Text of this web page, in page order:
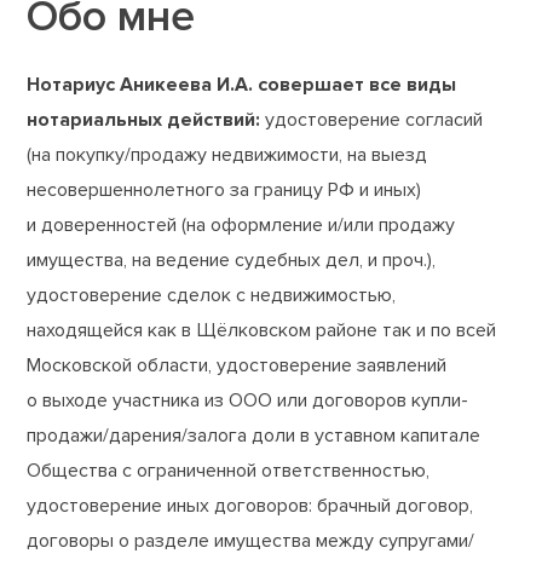
Обо мне
Нотариус Аникеева И.А. совершает все виды
нотариальных действий: удостоверение согласий
(на покупку/продажу недвижимости, на выезд
несовершеннолетного за границу РФ и иных)
и доверенностей (на оформление и/или продажу
имущества, на ведение судебных дел, и проч.),
удостоверение сделок с недвижимостью,
находящейся как в Щёлковском районе так и по всей
Московской области, удостоверение заявлений
о выходе участника из ООО или договоров купли-
продажи/дарения/залога доли в уставном капитале
Общества с ограниченной ответственностью,
удостоверение иных договоров: брачный договор,
договоры о разделе имущества между супругами/